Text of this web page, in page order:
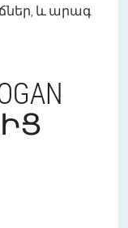
և արագ